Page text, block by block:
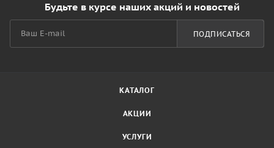
Будьте в курсе наших акций и новостей
ПОДПИСАТЬСЯ
КАТАЛОГ
АКЦИИ
УСЛУГИ